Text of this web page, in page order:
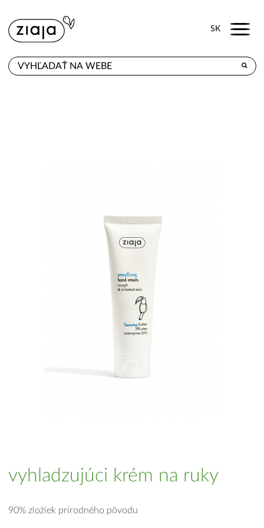
SK Menu
vyhladzujúci krém na ruky
90% zložiek prírodného pôvodu